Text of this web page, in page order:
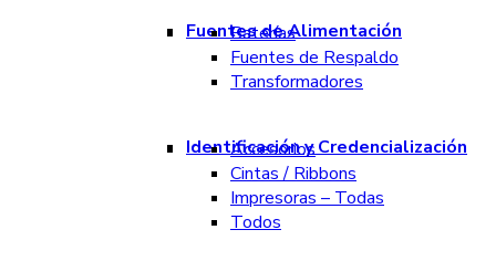
Fuentes de Alimentación
Baterías
Fuentes de Respaldo
Transformadores
Identificación y Credencialización
Accesorios
Cintas / Ribbons
Impresoras – Todas
Todos